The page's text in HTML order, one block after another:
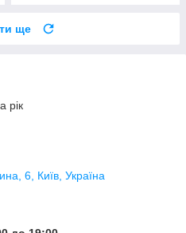
ще
рік
6, Київ, Україна